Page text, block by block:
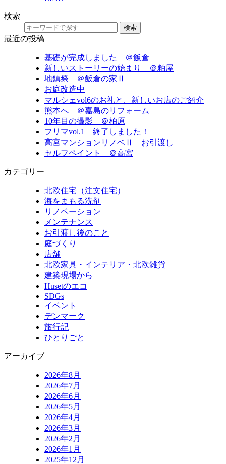
検索
検索
最近の投稿
基礎が完成しました ＠飯倉
新しいストーリーの始まり ＠粕屋
地鎮祭 ＠飯倉の家Ⅱ
お庭改造中
マルシェvol6のお礼と、新しいお店のご紹介
熊本へ ＠嘉島のリフォーム
10年目の撮影 ＠柏原
フリマvol.1 終了しました！
高宮マンションリノベⅡ お引渡し
セルフペイント ＠高宮
カテゴリー
北欧住宅（注文住宅）
海をまもる洗剤
リノベーション
メンテナンス
お引渡し後のこと
庭づくり
店舗
北欧家具・インテリア・北欧雑貨
建築現場から
Husetのエコ
SDGs
イベント
デンマーク
旅行記
ひとりごと
アーカイブ
2026年8月
2026年7月
2026年6月
2026年5月
2026年4月
2026年3月
2026年2月
2026年1月
2025年12月